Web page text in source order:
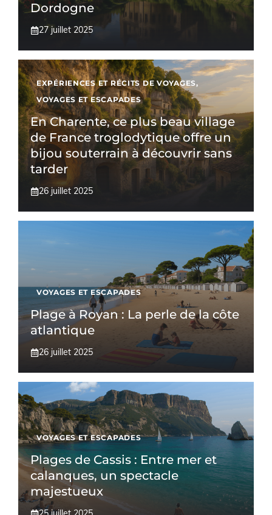
Dordogne
27 juillet 2025
EXPÉRIENCES ET RÉCITS DE VOYAGES,
VOYAGES ET ESCAPADES
En Charente, ce plus beau village
de France troglodytique offre un
bijou souterrain à découvrir sans
tarder
26 juillet 2025
VOYAGES ET ESCAPADES
Plage à Royan : La perle de la côte
atlantique
26 juillet 2025
VOYAGES ET ESCAPADES
Plages de Cassis : Entre mer et
calanques, un spectacle
majestueux